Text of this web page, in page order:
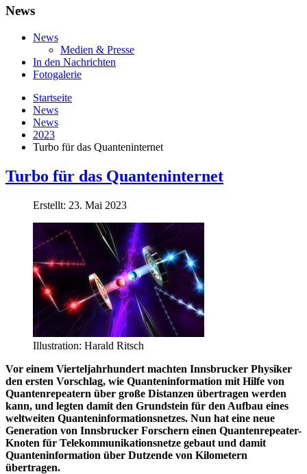
News
News
Medien & Presse
In den Nachrichten
Fotogalerie
Startseite
News
News
2023
Turbo für das Quan­tenin­ter­net
Turbo für das Quan­tenin­ter­net
Erstellt: 23. Mai 2023
Illustration: Harald Ritsch
Vor einem Vierteljahrhundert machten Innsbrucker Physiker
den ersten Vorschlag, wie Quanteninformation mit Hilfe von
Quantenrepeatern über große Distanzen übertragen werden
kann, und legten damit den Grundstein für den Aufbau eines
weltweiten Quanteninformationsnetzes. Nun hat eine neue
Generation von Innsbrucker Forschern einen Quantenrepeater-
Knoten für Telekommunikationsnetze gebaut und damit
Quanteninformation über Dutzende von Kilometern
übertragen.